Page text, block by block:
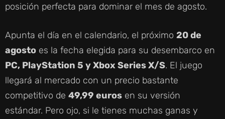
posición perfecta para dominar el mes de agosto.
Apunta el día en el calendario, el próximo 20 de
agosto es la fecha elegida para su desembarco en
PC, PlayStation 5 y Xbox Series X/S. El juego
llegará al mercado con un precio bastante
competitivo de 49,99 euros en su versión
estándar. Pero ojo, si le tienes muchas ganas y